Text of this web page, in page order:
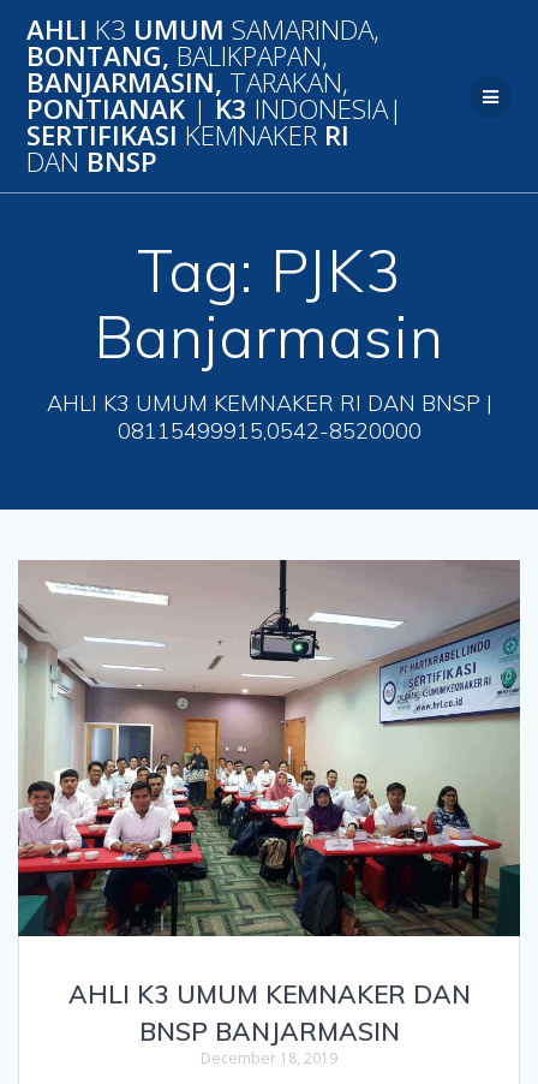
to
content
AHLI K3 UMUM SAMARINDA,
BONTANG, BALIKPAPAN,
BANJARMASIN, TARAKAN,
PONTIANAK | K3 INDONESIA|
SERTIFIKASI KEMNAKER RI
DAN BNSP
Tag: PJK3
Banjarmasin
AHLI K3 UMUM KEMNAKER RI DAN BNSP |
08115499915,0542-8520000
AHLI K3 UMUM KEMNAKER DAN
BNSP BANJARMASIN
December 18, 2019